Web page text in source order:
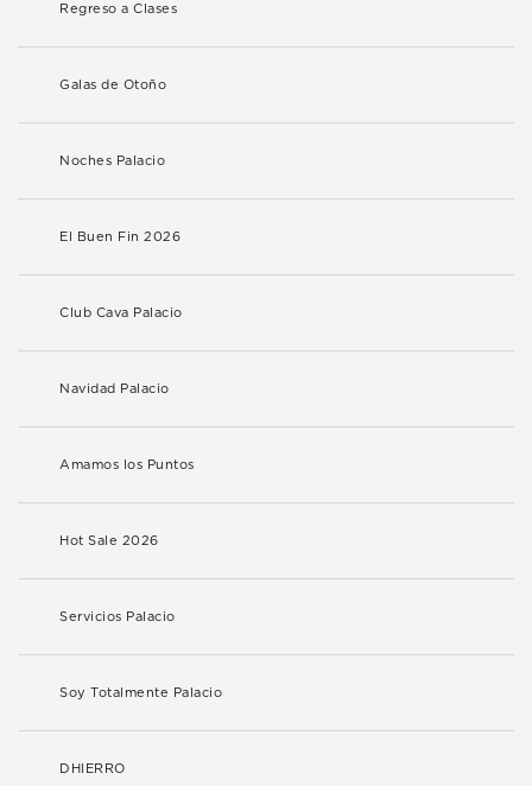
Regreso a Clases
Galas de Otoño
Noches Palacio
El Buen Fin 2026
Club Cava Palacio
Navidad Palacio
Amamos los Puntos
Hot Sale 2026
Servicios Palacio
Soy Totalmente Palacio
DHIERRO